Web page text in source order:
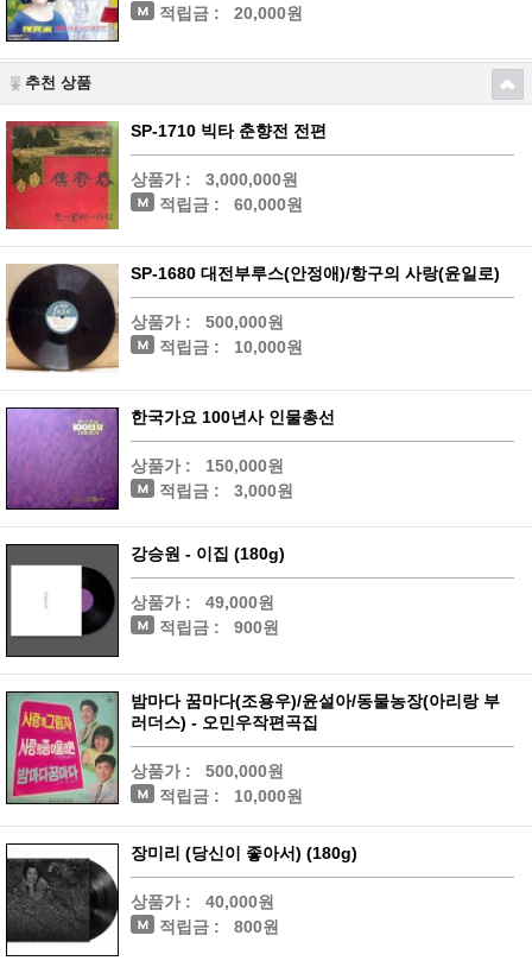
적립금 :
20,000원
추천 상품
SP-1710 빅타 춘향전 전편
상품가 :
3,000,000원
적립금 :
60,000원
SP-1680 대전부루스(안정애)/항구의 사랑(윤일로)
상품가 :
500,000원
적립금 :
10,000원
한국가요 100년사 인물총선
상품가 :
150,000원
적립금 :
3,000원
강승원 - 이집 (180g)
상품가 :
49,000원
적립금 :
900원
밤마다 꿈마다(조용우)/윤설아/동물농장(아리랑 부
러더스) - 오민우작편곡집
상품가 :
500,000원
적립금 :
10,000원
장미리 (당신이 좋아서) (180g)
상품가 :
40,000원
적립금 :
800원